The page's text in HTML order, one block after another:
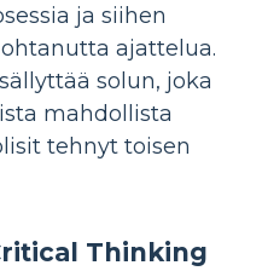
ja siihen
ajattelua.
solun, joka
mahdollista
tehnyt toisen